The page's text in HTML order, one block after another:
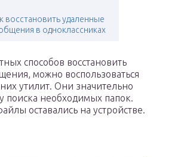
восстановить удаленные
в одноклассниках
способов восстановить
можно воспользоваться
утилит. Они значительно
поиска необходимых папок.
оставались на устройстве.